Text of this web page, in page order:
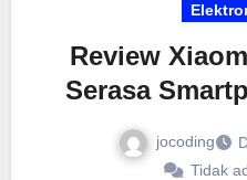
Review
Serasa
jocoding
Tidak